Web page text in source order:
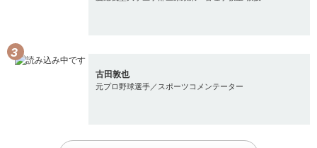
古田敦也
元プロ野球選手／スポーツコメンテーター